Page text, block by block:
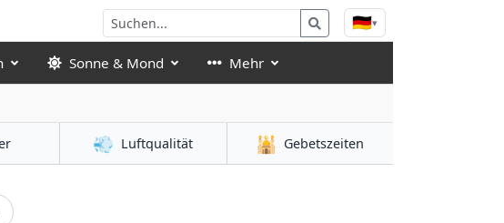
🇩🇪▾
Sonne & Mond Mehr
💨 Luftqualität 🕌 Gebetszeiten